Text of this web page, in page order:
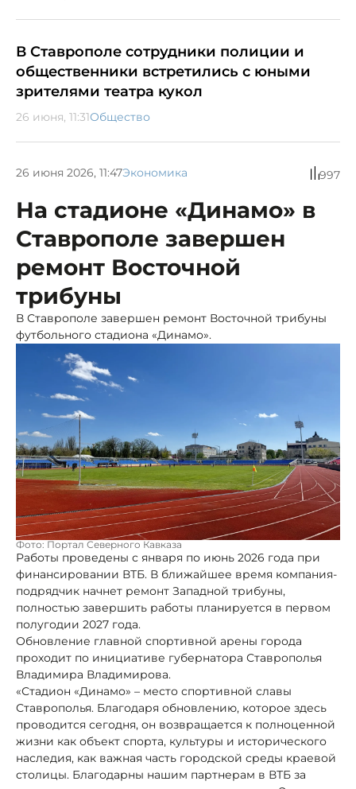
В Ставрополе сотрудники полиции и
общественники встретились с юными
зрителями театра кукол
26 июня, 11:31Общество
26 июня 2026, 11:47Экономика 997
На стадионе «Динамо» в
Ставрополе завершен
ремонт Восточной
трибуны
В Ставрополе завершен ремонт Восточной трибуны
футбольного стадиона «Динамо».
Фото: Портал Северного Кавказа
Работы проведены с января по июнь 2026 года при
финансировании ВТБ. В ближайшее время компания-
подрядчик начнет ремонт Западной трибуны,
полностью завершить работы планируется в первом
полугодии 2027 года.
Обновление главной спортивной арены города
проходит по инициативе губернатора Ставрополья
Владимира Владимирова.
«Стадион «Динамо» – место спортивной славы
Ставрополья. Благодаря обновлению, которое здесь
проводится сегодня, он возвращается к полноценной
жизни как объект спорта, культуры и исторического
наследия, как важная часть городской среды краевой
столицы. Благодарны нашим партнерам в ВТБ за